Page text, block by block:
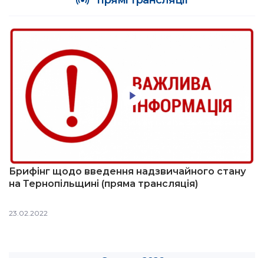
Брифінг щодо введення надзвичайного стану
на Тернопільщині (пряма трансляція)
23.02.2022